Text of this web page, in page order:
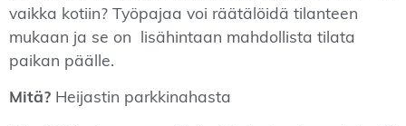
vaikka kotiin? Työpajaa voi räätälöidä tilanteen
mukaan ja se on lisähintaan mahdollista tilata
paikan päälle.
Mitä? Heijastin parkkinahasta